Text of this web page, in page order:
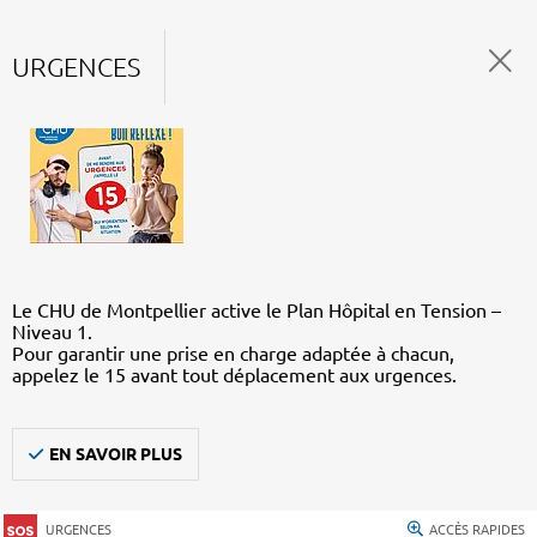
URGENCES
Le CHU de Montpellier active le Plan Hôpital en Tension –
Niveau 1.
Pour garantir une prise en charge adaptée à chacun,
appelez le 15 avant tout déplacement aux urgences.
EN SAVOIR PLUS
URGENCES ACCÈS RAPIDES